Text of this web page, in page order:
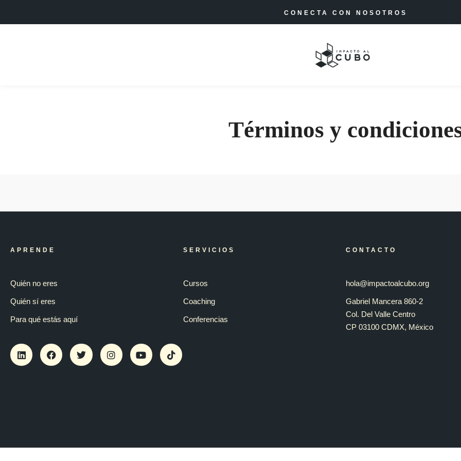
CONECTA CON NOSOTROS
Términos y
APRENDE
Quién no eres
Quién sí eres
Para qué estás aquí
SERVICIOS
Cursos
Coaching
Conferencias
CONTACTO
hola@impactoalcubo.org
Gabriel Mancera 860-2
Col. Del Valle Centro
CP 03100 CDMX, México